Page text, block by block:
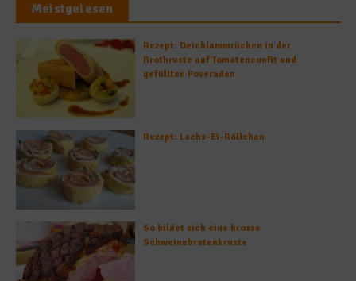
Meistgelesen
Rezept: Deichlammrücken in der
Brotkruste auf Tomatenconfit und
gefüllten Poveraden
Rezept: Lachs-Ei-Röllchen
So bildet sich eine krosse
Schweinebratenkruste